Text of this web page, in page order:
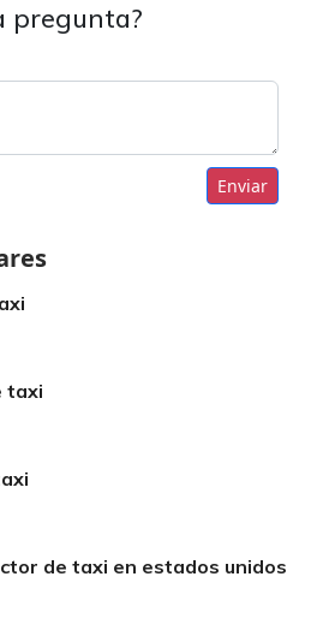
pregunta?
Enviar
taxi
de taxi en estados unidos